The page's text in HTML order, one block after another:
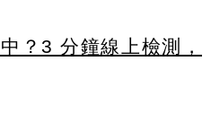
？3 分鐘線上檢測，